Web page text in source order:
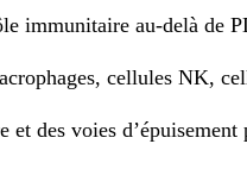
immunitaire au-delà de
cellules NK,
des voies